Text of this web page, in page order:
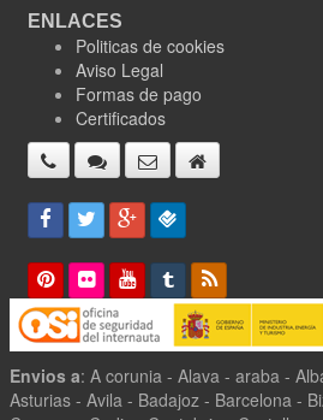
ENLACES
Politicas de cookies
Aviso Legal
Formas de pago
Certificados
Envios a: A corunia - Alava - araba -
Asturias - Avila - Badajoz - Barcelona -